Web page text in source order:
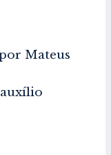
Mateus